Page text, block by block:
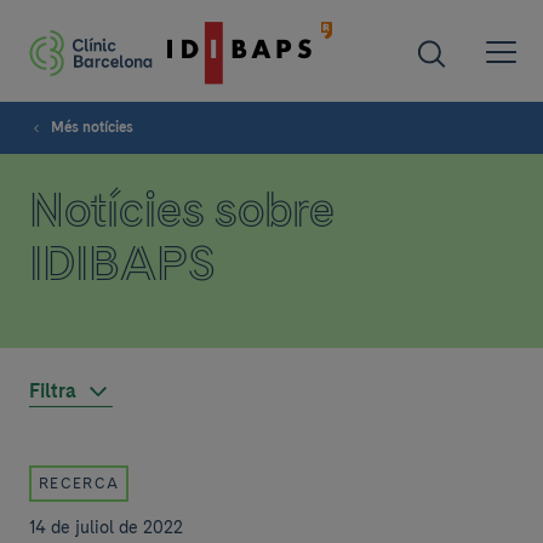
Més notícies
Notícies sobre
IDIBAPS
Filtra
RECERCA
14 de juliol de 2022